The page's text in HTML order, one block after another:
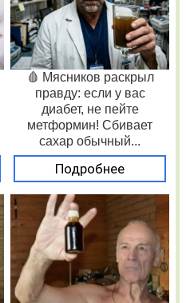
🩸 Мясников раскрыл
правду: если у вас
диабет, не пейте
метформин! Сбивает
сахар обычный...
Подробнее